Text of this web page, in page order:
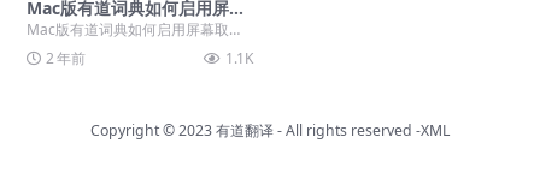
Mac版有道词典如何启用屏幕
取词？
Mac版有道词典如何启用屏幕取
词？ 在使用Mac版有道词典时，可
进入设置中，开启...
2 年前 1.1K
Copyright © 2023有道翻译- All rights reserved -XML